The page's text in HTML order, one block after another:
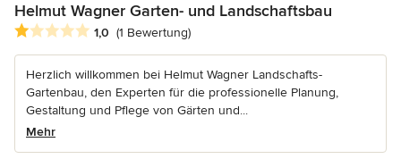
Helmut Wagner Garten- und Landschaftsbau
Durchschnittliche Bewertung: 1 von 5 Sternen
1,0 (1 Bewertung)
Herzlich willkommen bei Helmut Wagner Landschafts-
Gartenbau, den Experten für die professionelle Planung,
Gestaltung und Pflege von Gärten und...
Mehr